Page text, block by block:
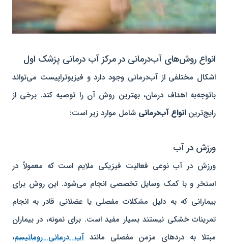
انواع روش‌های آب‌درمانی در مرکز آب درمانی پزشک اول
اشکال مختلفی از آب‌درمانی وجود دارد و فیزیوتراپیست می‌تواند
باتوجه‌به اهداف درمان، بهترین روش آن را توصیه کند. برخی از
رایج‌ترینانواع آب‌درمانی شامل موارد زیر است:
ورزش در آب
ورزش در آب نوعی فعالیت فیزیکی ملایم است که معمولاً در
استخر و با کمک وسایل تخصصی انجام می‌شود. این روش برای
بیمارانی که به دلیل مشکلات مفصلی یا عضلانی قادر به انجام
تمرینات خشکی نیستند بسیار مفید است. برای نمونه، در بیماران
مبتلا به دردهای مزمن مفصلی مانندآب درمانی روماتیسم،